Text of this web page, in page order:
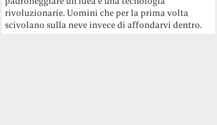
rivoluzionarie. Uomini che per la prima volta
scivolano sulla neve invece di affondarvi dentro.